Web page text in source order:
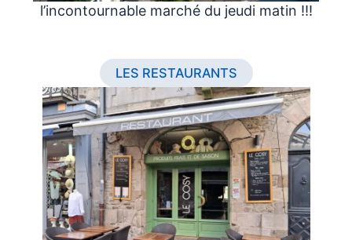
l’incontournable marché du jeudi matin !!!
LES RESTAURANTS